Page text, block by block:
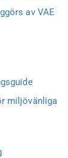
av VAE
miljövänliga